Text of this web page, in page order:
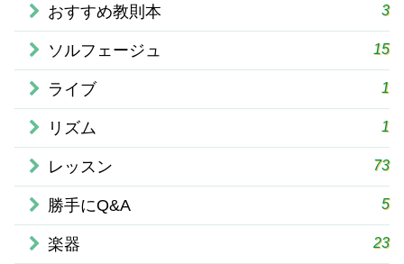
おすすめ教則本 3
ソルフェージュ 15
ライブ 1
リズム 1
レッスン 73
勝手にQ&A 5
楽器 23